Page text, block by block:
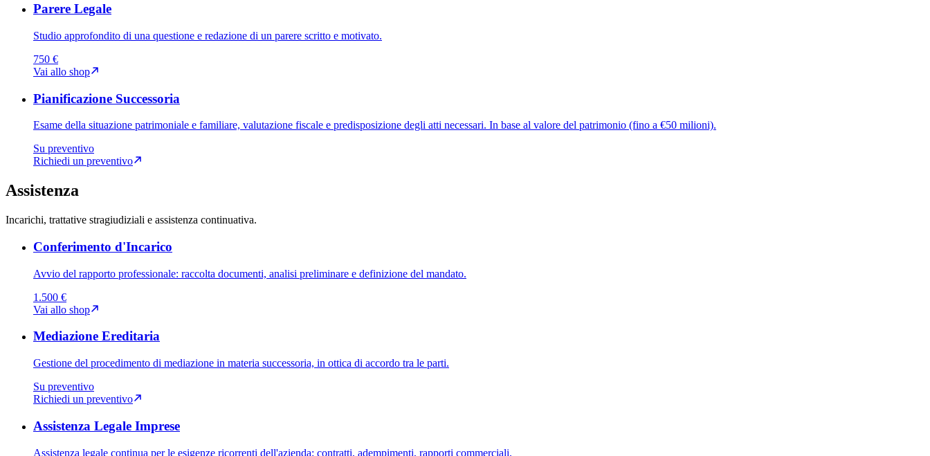
Parere Legale
Studio approfondito di una questione e redazione di un parere scritto e motivato.
750 €
Vai allo shop
Pianificazione Successoria
Esame della situazione patrimoniale e familiare, valutazione fiscale e predisposizione degli atti necessari. In base al valore del patrimonio (fino a €50 milioni).
Su preventivo
Richiedi un preventivo
Assistenza
Incarichi, trattative stragiudiziali e assistenza continuativa.
Conferimento d'Incarico
Avvio del rapporto professionale: raccolta documenti, analisi preliminare e definizione del mandato.
1.500 €
Vai allo shop
Mediazione Ereditaria
Gestione del procedimento di mediazione in materia successoria, in ottica di accordo tra le parti.
Su preventivo
Richiedi un preventivo
Assistenza Legale Imprese
Assistenza legale continua per le esigenze ricorrenti dell'azienda: contratti, adempimenti, rapporti commerciali.